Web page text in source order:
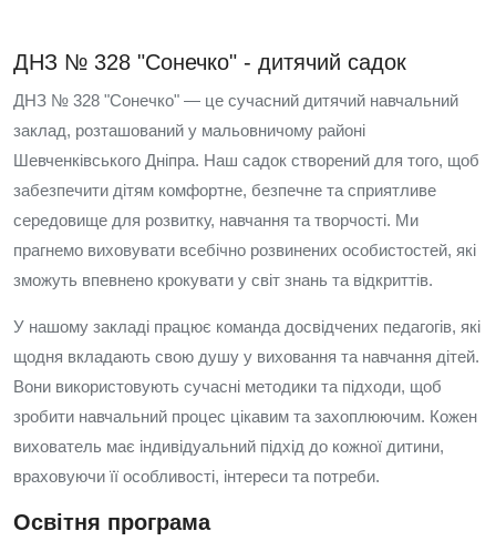
ДНЗ № 328 "Сонечко" - дитячий садок
ДНЗ № 328 "Сонечко" — це сучасний дитячий навчальний
заклад, розташований у мальовничому районі
Шевченківського Дніпра. Наш садок створений для того, щоб
забезпечити дітям комфортне, безпечне та сприятливе
середовище для розвитку, навчання та творчості. Ми
прагнемо виховувати всебічно розвинених особистостей, які
зможуть впевнено крокувати у світ знань та відкриттів.
У нашому закладі працює команда досвідчених педагогів, які
щодня вкладають свою душу у виховання та навчання дітей.
Вони використовують сучасні методики та підходи, щоб
зробити навчальний процес цікавим та захоплюючим. Кожен
вихователь має індивідуальний підхід до кожної дитини,
враховуючи її особливості, інтереси та потреби.
Освітня програма